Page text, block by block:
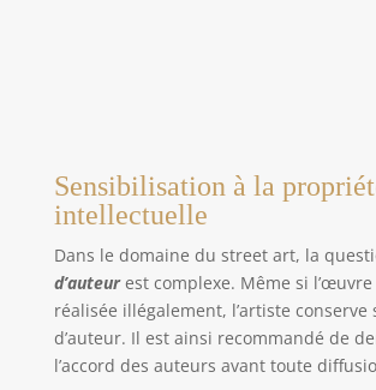
Sensibilisation à la
intellectuelle
Dans le domaine du street art, la
d’auteurest complexe. Même si l’œuvre
réalisée illégalement, l’artiste conserve
d’auteur. Il est ainsi recommandé de
l’accord des auteurs avant toute